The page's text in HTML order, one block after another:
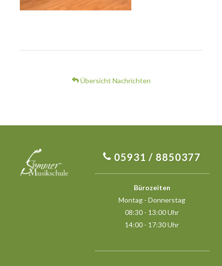
Übersicht Nachrichten
05931 / 8850377
Bürozeiten
Montag - Donnerstag
08:30 - 13:00 Uhr
14:00 - 17:30 Uhr